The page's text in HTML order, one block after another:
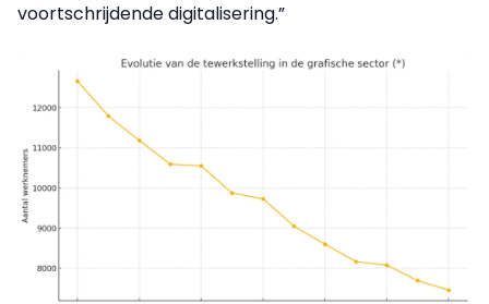
voortschrijdende digitalisering.”